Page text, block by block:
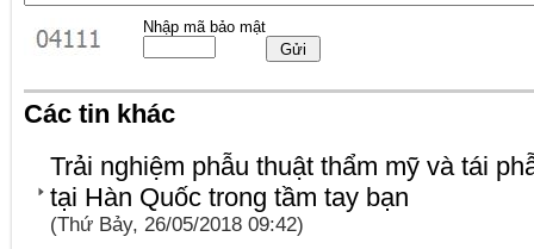
Nhập mã bảo mật
Các tin khác
Trải nghiệm phẫu thuật thẩm mỹ và tái
tại Hàn Quốc trong tầm tay bạn
(Thứ Bảy, 26/05/2018 09:42)